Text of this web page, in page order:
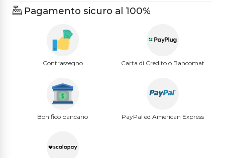
Pagamento sicuro al 100%
Contrassegno Carta di Credito o Bancomat
Bonifico bancario PayPal ed American Express